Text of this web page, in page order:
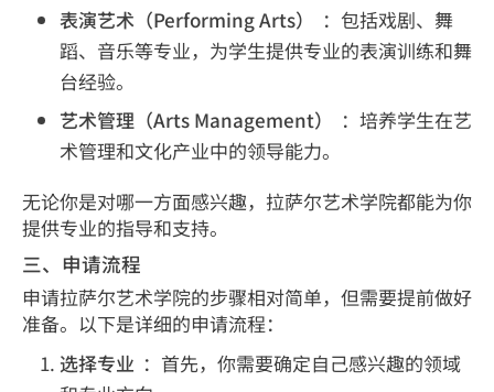
表演艺术（Performing Arts）
：包括戏剧、舞
蹈、音乐等专业，为学生提供专业的表演训练和舞
台经验。
艺术管理（Arts Management）
：培养学生在艺
术管理和文化产业中的领导能力。
无论你是对哪一方面感兴趣，拉萨尔艺术学院都能为你
提供专业的指导和支持。
三、申请流程
申请拉萨尔艺术学院的步骤相对简单，但需要提前做好
准备。以下是详细的申请流程：
选择专业 ：首先，你需要确定自己感兴趣的领域